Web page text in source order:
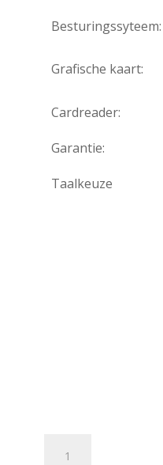
Besturingssyteem:
Grafische kaart:
Cardreader:
Garantie:
Taalkeuze
White